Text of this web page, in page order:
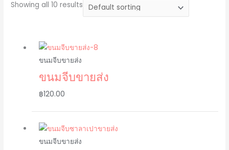
Showing all 10 results
ขนมจีบขายส่ง
ขนมจีบขายส่ง
฿120.00
ขนมจีบขายส่ง